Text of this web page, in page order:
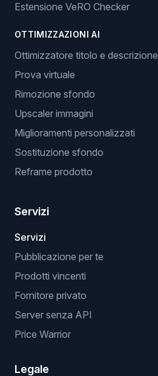
Estensione VeRO Checker
OTTIMIZZAZIONI AI
Ottimizzatore titolo e descrizione
Prova virtuale
Rimozione sfondo
Upscaler immagini
Miglioramenti personalizzati
Sostituzione sfondo
Reframe prodotto
Servizi
Servizi
Pubblicazione per te
Prodotti vincenti
Fornitore privato
Server senza API
Price Warrior
Legale